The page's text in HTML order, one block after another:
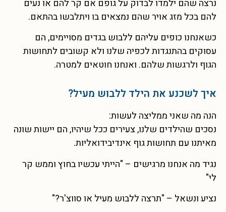
נרצה שהם ילמדו לבדוק על גופם אם קר להם או נעים
להם בכל מזג אויר שהם נמצאים בו ויתלבשו בהתאם.
כשאנחנו כופים עליהם ללבוש בגדים מסויימים, הם
עסוקים בהתנגדות לכפיה שלנו ולא קשובים לתחושות
הגוף ולרגשות שלהם. ואנחנו חוטאים למטרה.
איך לשכנע את הילד ללבוש מעיל?
הנה מה שאני ממליצה לעשות:
נסכים שהילדים שלנו, צעירים ככל שיהיו, הם יישות שונה
מאיתנו עם תחושות גוף אינדיבידואליות.
נגיד מה אנחנו מרגישים – "הייתי עכשיו בחוץ וממש קר
לי"
נציע ונשאל – "תרצה ללבוש מעיל או סווצ'ר?"